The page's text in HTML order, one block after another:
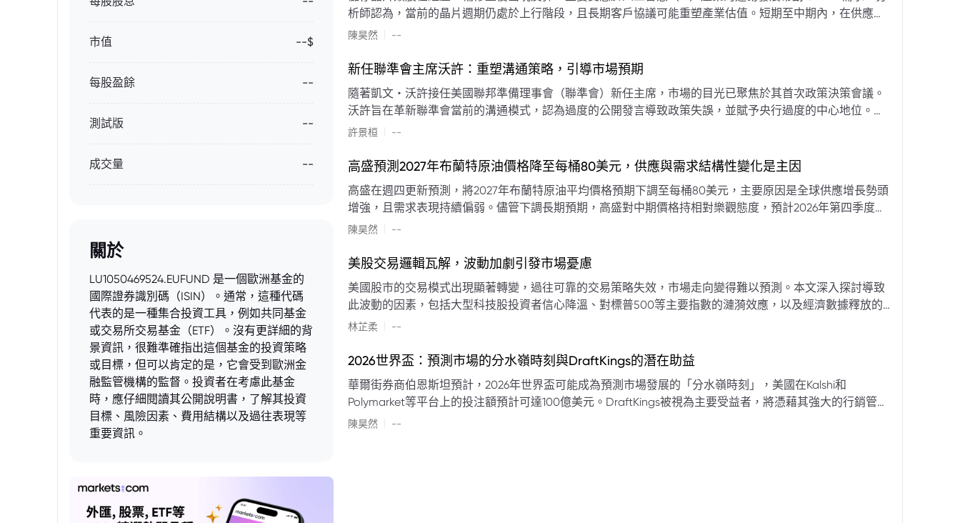
市值 --$
每股盈餘 --
測試版 --
成交量 --
關於
LU1050469524.EUFUND 是一個歐洲基金的
國際證券識別碼（ISIN）。通常，這種代碼
代表的是一種集合投資工具，例如共同基金
或交易所交易基金（ETF）。沒有更詳細的背
景資訊，很難準確指出這個基金的投資策略
或目標，但可以肯定的是，它會受到歐洲金
融監管機構的監督。投資者在考慮此基金
時，應仔細閱讀其公開說明書，了解其投資
目標、風險因素、費用結構以及過往表現等
重要資訊。
析師認為，當前的晶片週期仍處於上行階段，且長期客戶協議可能重塑產業估值。短期至中期內，在供應受
限的支撐下，價格預期將持續走高。
陳昊然 --
新任聯準會主席沃許：重塑溝通策略，引導市場預期
隨著凱文・沃許接任美國聯邦準備理事會（聯準會）新任主席，市場的目光已聚焦於其首次政策決策會議。
沃許旨在革新聯準會當前的溝通模式，認為過度的公開發言導致政策失誤，並賦予央行過度的中心地位。他
計畫重塑政策預期的發布方式及其頻率，目標是減少對預期市場信號的依賴，並強化對經濟基本面的關注。
許景桓 --
高盛預測2027年布蘭特原油價格降至每桶80美元，供應與需求結構性變化是主因
高盛在週四更新預測，將2027年布蘭特原油平均價格預期下調至每桶80美元，主要原因是全球供應增長勢頭
增強，且需求表現持續偏弱。儘管下調長期預期，高盛對中期價格持相對樂觀態度，預計2026年第四季度布
蘭特原油均價為每桶90美元。該行認為，美國、巴西、圭亞那、委內瑞拉及阿聯酋的產量提升，加上需求端
其影響低於預期，二季度的全球供應缺口（每日500萬至600萬桶）因需求疲軟和市場已存在的供過於求而
口受阻持續，2026年底油價可能升至每桶110美元以上，極端情況下2027年甚至可能觸及140美元。相對地，
若供應快速恢復且需求進一步走弱，2026年底油價可能回落至每桶70美元左右，2027年則可能降至每桶60
美元。
陳昊然 --
美股交易邏輯瓦解，波動加劇引發市場憂慮
美國股市的交易模式出現顯著轉變，過往可靠的交易策略失效，市場走向變得難以預測。本文深入探討導致
此波動的因素，包括大型科技股投資者信心降溫、對標普500等主要指數的漣漪效應，以及經濟數據釋放的
矛盾信號。專家意見顯示，雙向交易與市場震盪加劇將成為新常態。重點摘要包括：先前「逢低買入」策略
點：** * **交易邏輯轉變：** 順勢做多的市場邏輯已瓦解，市場走向變得難以預測。 * **科技股信心減弱：**
現顯著的單日反轉幅度，整體市場穩定性大幅下降。 * **經濟數據拉扯：** 經濟數據表現出韌性與聯準會緊
縮貨幣政策預期升溫之間形成拉扯，加劇市場不確定性。 * **專家預期：** 預計將持續出現板塊輪動與風格
切換，投資者意見分歧程度處於極高水平。 * **聚焦聯準會：** 聯準會的利率決議及後續記者會，被視為短
林芷柔 --
2026世界盃：預測市場的分水嶺時刻與DraftKings的潛在助益
華爾街券商伯恩斯坦預計，2026年世界盃可能成為預測市場發展的「分水嶺時刻」，美國在Kalshi和
Polymarket等平台上的投注額預計可達100億美元。DraftKings被視為主要受益者，將憑藉其強大的行銷管
道、西班牙語轉播權以及對預測市場業務的拓展，為即將到來的NFL賽季做準備。
陳昊然 --